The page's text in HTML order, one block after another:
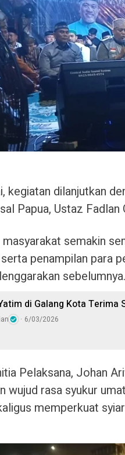
kegiatan dilanjutkan
Papua, Ustaz Fadlan
masyarakat semakin
penampilan para
sebelumnya.
di Galang Kota Terima
6/03/2026
Pelaksana, Johan
wujud rasa syukur
memperkuat